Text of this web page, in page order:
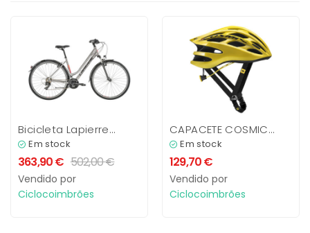
Bicicleta Lapierre
Trekking 1.0 Senhora
Em stock
363,90€ 502,00€
Vendido por
Ciclocoimbrões
CAPACETE COSMIC
ULTIMATE PRETO /
AMARELO TAM M
Em stock
129,70€
Vendido por
Ciclocoimbrões